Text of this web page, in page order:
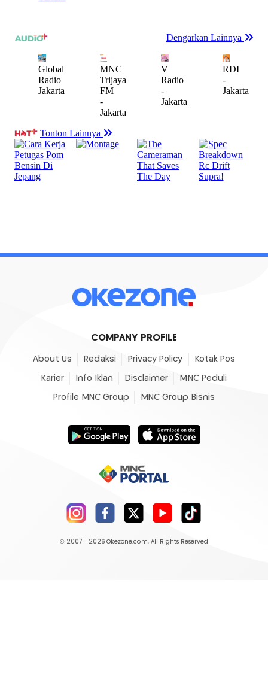
COMPANY PROFILE
About Us Redaksi Privacy Policy Kotak Pos
Karier Info Iklan Disclaimer MNC Peduli
Profile MNC Group MNC Group Bisnis
© 2007 - 2026 Okezone.com, All Rights Reserved